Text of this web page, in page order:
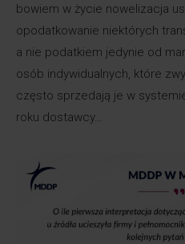
bowiem w życie nowelizacja
opodatkowanie niektórych
a nie podatkiem jedynie od
osób indywidualnych, które
często sprzedają je w
roku dostawcy…